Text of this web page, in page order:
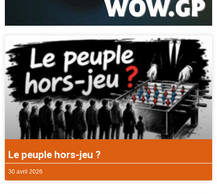
Le peuple hors-jeu ?
30 avril 2026